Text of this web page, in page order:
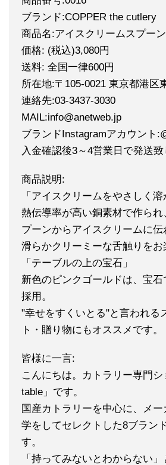
ブランド:COPPER the cutlery
商品名:アイスクリームスプーン
価格: (税込)3,080円
送料: 全国一律600円
所在地:〒105-0021 東京都港区
連絡先:03-3437-3030
MAIL:info@anetweb.jp
ブランドInstagramアカウント
入金確認後3～4営業日で発送致
商品説明:
「アイスクリームをやさしく溶
熱伝導率が高い銅素材で作られ
プーンからアイスクリームに伝
滑らかクリーミーな舌触りをお
「テーブルの上の宝石」
新色のピンクゴールドは、宝
採用。
"幸せをすくいとる"と言われる
ト・贈り物にもオススメです。
皆様に一言:
こんにちは。カトラリー専門
table」です。
国産カトラリーを中心に、メ
学をしてセレクトした8ブラン
す。
「持ってみないとわからない」